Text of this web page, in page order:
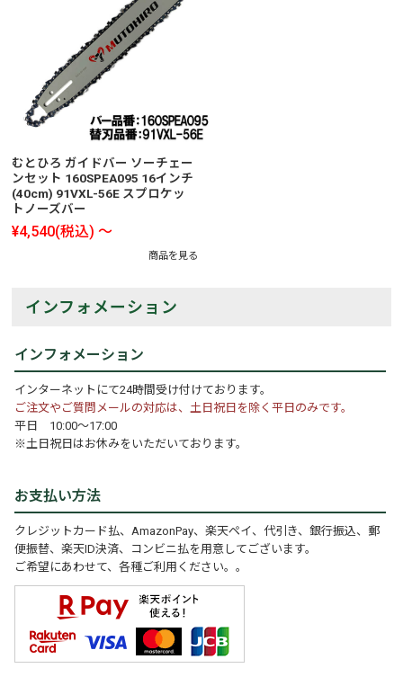
むとひろ ガイドバー ソーチェー
ンセット 160SPEA095 16インチ
(40cm) 91VXL-56E スプロケッ
トノーズバー
¥4,540(税込) ～
商品を見る
インフォメーション
インフォメーション
インターネットにて24時間受け付けております。
ご注文やご質問メールの対応は、土日祝日を除く平日のみです。
平日 10:00～17:00
※土日祝日はお休みをいただいております。
お支払い方法
クレジットカード払、AmazonPay、楽天ペイ、代引き、銀行振込、郵
便振替、楽天ID決済、コンビニ払を用意してございます。
ご希望にあわせて、各種ご利用ください。。